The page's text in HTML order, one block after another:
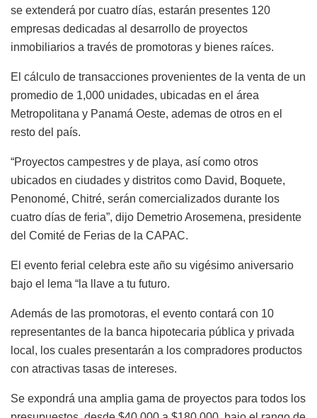
se extenderá por cuatro días, estarán presentes 120
empresas dedicadas al desarrollo de proyectos
inmobiliarios a través de promotoras y bienes raíces.
El cálculo de transacciones provenientes de la venta de un
promedio de 1,000 unidades, ubicadas en el área
Metropolitana y Panamá Oeste, ademas de otros en el
resto del país.
“Proyectos campestres y de playa, así como otros
ubicados en ciudades y distritos como David, Boquete,
Penonomé, Chitré, serán comercializados durante los
cuatro días de feria”, dijo Demetrio Arosemena, presidente
del Comité de Ferias de la CAPAC.
El evento ferial celebra este año su vigésimo aniversario
bajo el lema “la llave a tu futuro.
Además de las promotoras, el evento contará con 10
representantes de la banca hipotecaria pública y privada
local, los cuales presentarán a los compradores productos
con atractivas tasas de intereses.
Se expondrá una amplia gama de proyectos para todos los